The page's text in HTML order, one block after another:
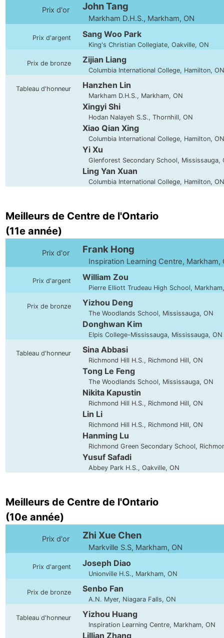
Prix d'or John Tang
Markham D.H.S., Markham, ON
Prix d'argent Sang Woo Park
King's Christian Collegiate, Oakville, ON
Prix de bronze Zijian Liang
Columbia International College, Hamilton, ON
Tableau d'honneur Hanzhen Lin
Markham D.H.S., Markham, ON
Xingyi Shi
Hodan Nalayeh S.S., Thornhill, ON
Xiao Qian Xing
Columbia International College, Hamilton, ON
Yi Xu
Glenforest Secondary School, Mississauga,
Ling Yan Xuan
Columbia International College, Hamilton, ON
Meilleurs de Centre de l'Ontario
(11e année)
Prix d'or Frank Hong
Inspiration Learning Centre, Markham,
Prix d'argent William Zou
Pierre Elliott Trudeau High School,
Prix de bronze Yizhou Deng
The Woodlands School, Mississauga, ON
Donghwan Kim
Elpis College-Mississauga, Mississauga, ON
Tableau d'honneur Sina Abbasi
Richmond Hill H.S., Richmond Hill, ON
Tong Le Feng
The Woodlands School, Mississauga, ON
Nikita Kapustin
Richmond Hill H.S., Richmond Hill, ON
Lin Li
Richmond Hill H.S., Richmond Hill, ON
Hanming Lu
Richmond Green Secondary School,
Yusuf Safadi
Abbey Park H.S., Oakville, ON
Meilleurs de Centre de l'Ontario
(10e année)
Prix d'or Zhi Xue Chen
Markville S.S, Markham, ON
Prix d'argent Joseph Diao
Unionville H.S., Markham, ON
Prix de bronze Senbo Fan
A.N. Myer, Niagara Falls, ON
Tableau d'honneur Yizhou Huang
Inspiration Learning Centre, Markham, ON
Lillian Zhang